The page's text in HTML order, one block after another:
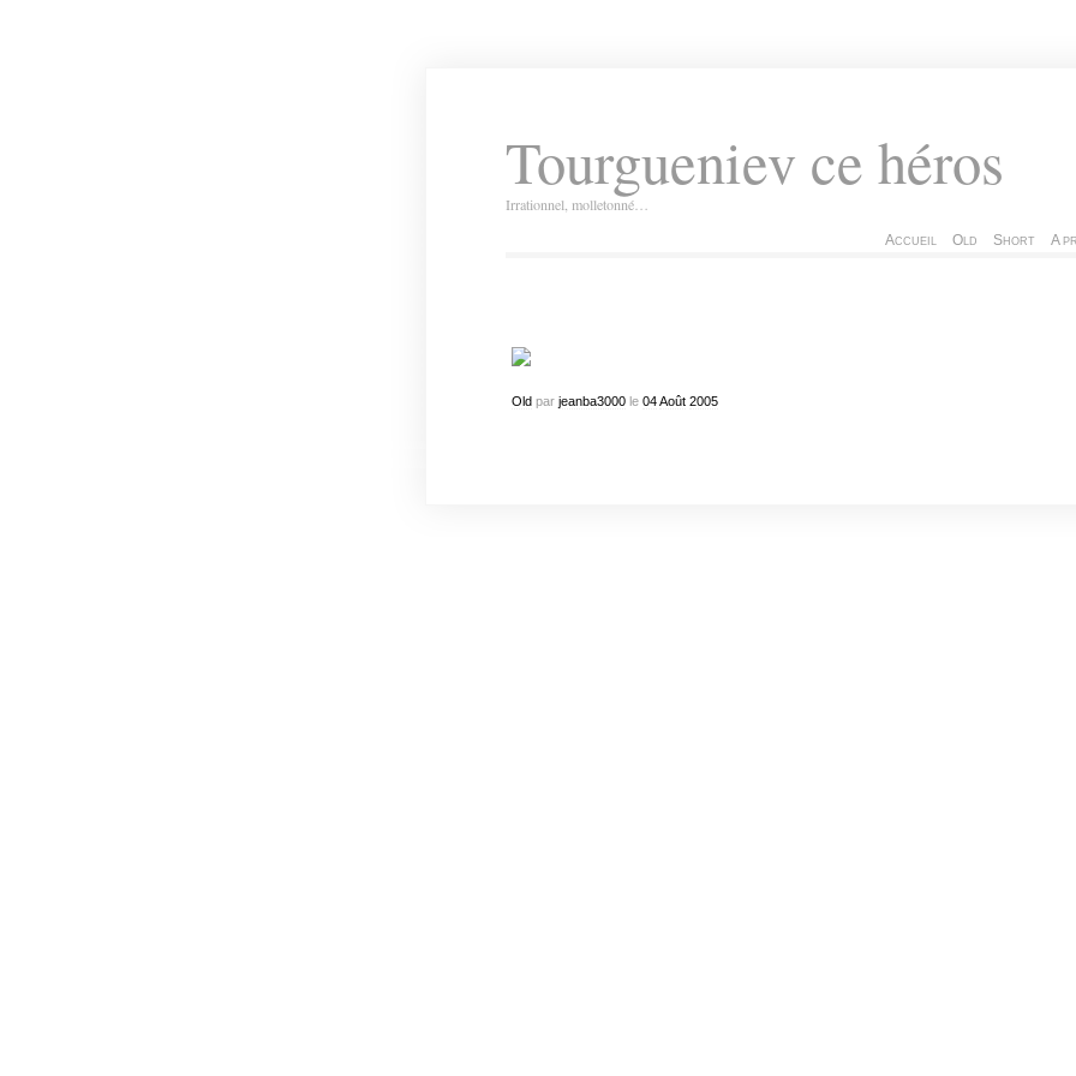
Tourgueniev ce héros
Irrationnel, molletonné…
Accueil Old Short A
Oldpar jeanba3000le 04 Août 2005